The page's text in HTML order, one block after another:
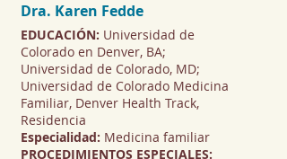
Dra. Karen Fedde
EDUCACIÓN: Universidad de
Colorado en Denver, BA;
Universidad de Colorado, MD;
Universidad de Colorado Medicina
Familiar, Denver Health Track,
Residencia
Especialidad: Medicina familiar
PROCEDIMIENTOS ESPECIALES: